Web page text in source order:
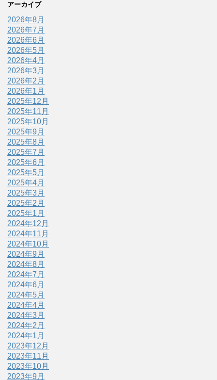
アーカイブ
2026年8月
2026年7月
2026年6月
2026年5月
2026年4月
2026年3月
2026年2月
2026年1月
2025年12月
2025年11月
2025年10月
2025年9月
2025年8月
2025年7月
2025年6月
2025年5月
2025年4月
2025年3月
2025年2月
2025年1月
2024年12月
2024年11月
2024年10月
2024年9月
2024年8月
2024年7月
2024年6月
2024年5月
2024年4月
2024年3月
2024年2月
2024年1月
2023年12月
2023年11月
2023年10月
2023年9月